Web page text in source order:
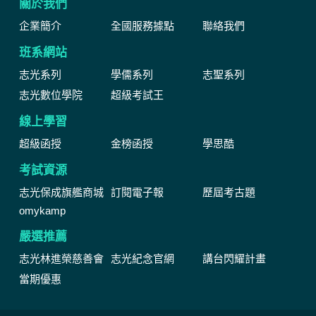
關於我們
企業簡介 全國服務據點 聯絡我們
班系網站
志光系列 學儒系列
志聖系列
志光數位學院
超級考試王
線上學習
超級函授 金榜函授 學思酷
考試資源
志光保成旗艦商城 訂閱電子報
歷屆考古題
omykamp
嚴選推薦
志光林進榮慈善會 志光紀念官網
講台閃耀計畫
當期優惠